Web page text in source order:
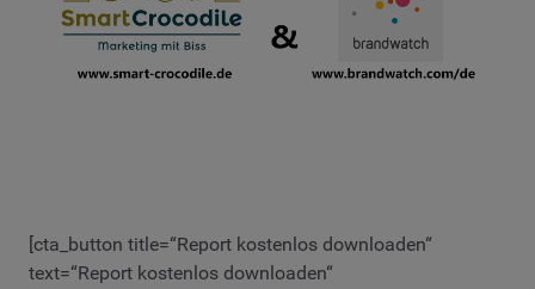
[cta_button title=“Report kostenlos downloaden“
text=“Report kostenlos downloaden“